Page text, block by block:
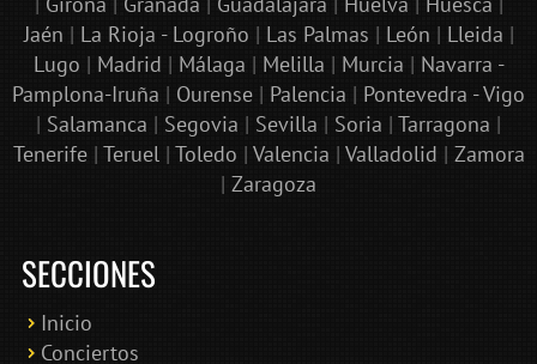
Jaén | La Rioja - Logroño | Las Palmas | León | Lleida |
Lugo | Madrid | Málaga | Melilla | Murcia | Navarra -
Pamplona-Iruña | Ourense | Palencia | Pontevedra - Vigo
| Salamanca | Segovia | Sevilla | Soria | Tarragona |
Tenerife| Teruel| Toledo | Valencia | Valladolid | Zamora
| Zaragoza
SECCIONES
Inicio
Conciertos